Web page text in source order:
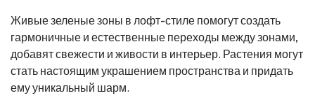
Живые зеленые зоны в лофт-стиле помогут создать
гармоничные и естественные переходы между зонами,
добавят свежести и живости в интерьер. Растения могут
стать настоящим украшением пространства и придать
ему уникальный шарм.